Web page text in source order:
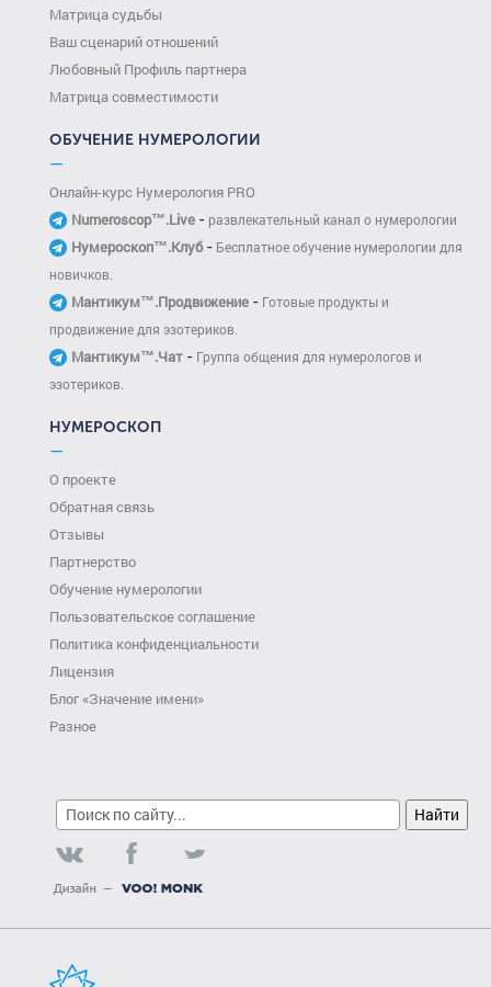
Матрица судьбы
Ваш сценарий отношений
Любовный Профиль партнера
Матрица совместимости
ОБУЧЕНИЕ НУМЕРОЛОГИИ
—
Онлайн-курс Нумерология PRO
Numeroscop™.Live - развлекательный канал о нумерологии
Нумероскоп™.Клуб- Бесплатное обучение нумерологии для
новичков.
Мантикум™.Продвижение - Готовые продукты и
продвижение для эзотериков.
Мантикум™.Чат - Группа общения для нумерологов и
эзотериков.
НУМЕРОСКОП
—
О проекте
Обратная связь
Отзывы
Партнерство
Обучение нумерологии
Пользовательское соглашение
Политика конфиденциальности
Лицензия
Блог «Значение имени»
Разное